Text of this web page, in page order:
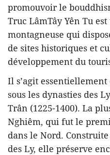
promouvoir le
Truc LâmTây Yên Tu
montagneuse qui
de sites historiques et
développement du
Il s’agit
sous les dynasties des
Trân (1225-1400). La
Nghiêm, qui fut le
dans le Nord.
des Ly, elle préserve